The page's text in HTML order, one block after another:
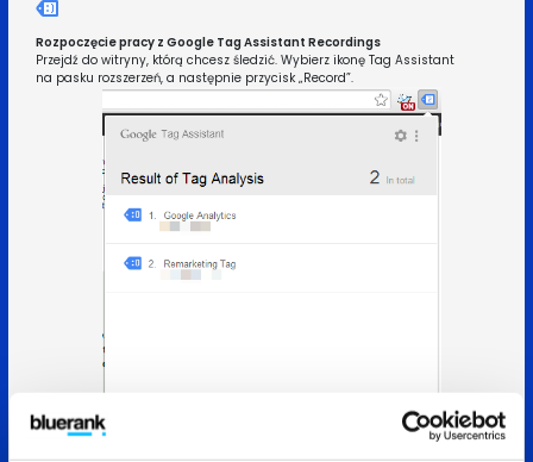
Rozpoczęcie pracy z Google Tag Assistant Recordings
Przejdź do witryny, którą chcesz śledzić. Wybierz ikonę Tag Assistant
na pasku rozszerzeń, a następnie przycisk „Record”.